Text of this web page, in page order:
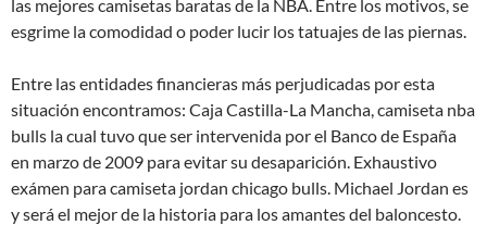
las mejores camisetas baratas de la NBA. Entre los motivos, se
esgrime la comodidad o poder lucir los tatuajes de las piernas.
Entre las entidades financieras más perjudicadas por esta
situación encontramos: Caja Castilla-La Mancha, camiseta nba
bulls la cual tuvo que ser intervenida por el Banco de España
en marzo de 2009 para evitar su desaparición. Exhaustivo
exámen para camiseta jordan chicago bulls. Michael Jordan es
y será el mejor de la historia para los amantes del baloncesto.